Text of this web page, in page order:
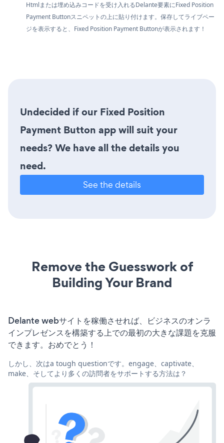
Htmlまたは埋め込みコードを受け入れるDelante要素にFixed Position
Payment Buttonスニペットの上に貼り付けます。保存してライブペー
ジを表示すると、Fixed Position Payment Buttonが表示されます！
Undecided if our Fixed Position
Payment Button app will suit your
needs? We have all the details you
need.
See the details
Remove the Guesswork of
Building Your Brand
Delante webサイトを稼働させれば、ビジネスのオンラ
インプレゼンスを構築する上での最初の大きな課題を克服
できます。おめでとう！
しかし、次はa tough questionです。engage、captivate、
make、そしてより多くの訪問者をサポートする方法は？